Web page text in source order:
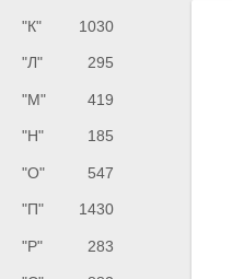
"К" 1030
"Л" 295
"М" 419
"Н" 185
"О" 547
"П" 1430
"Р" 283